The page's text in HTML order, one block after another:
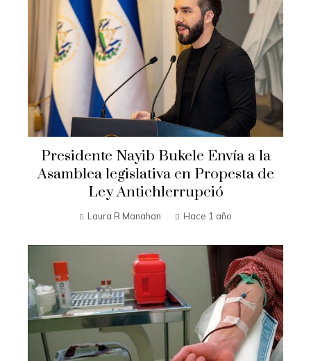
Presidente Nayib Bukele Envía a la
Asamblea legislativa en Propesta de
Ley Antichlerrupció
Laura R Manahan Hace 1 año